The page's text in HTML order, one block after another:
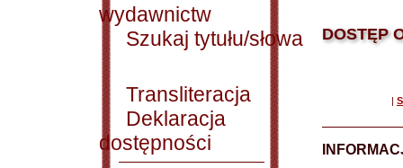
wydawnictw
Szukaj tytułu/słowa
Transliteracja
Deklaracja
dostępności
DOSTĘP
|